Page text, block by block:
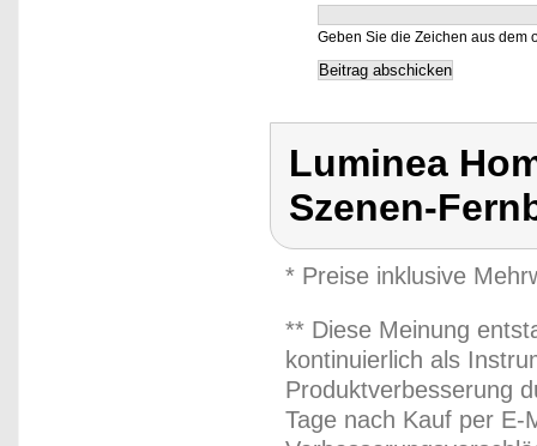
Geben Sie die Zeichen aus dem
Luminea
Szenen-
* Preise inklusive
** Diese Meinung
kontinuierlich als
Produktverbesserung
Tage nach Kauf per E-